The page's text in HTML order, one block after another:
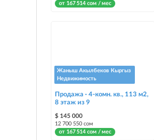
от 167 514 сом / мес
Жаныш Акылбеков Кыргыз
Недвижимость
Продажа · 4-комн. кв., 113 м2,
8 этаж из 9
$ 145 000
12 700 550 сом
от 167 514 сом / мес